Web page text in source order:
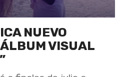
NUEVO
VISUAL